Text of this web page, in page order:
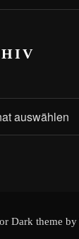
Dark theme by